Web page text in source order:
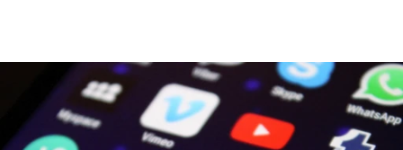
Instagram สำหรับ
ธุรกิจไทยปี 2026